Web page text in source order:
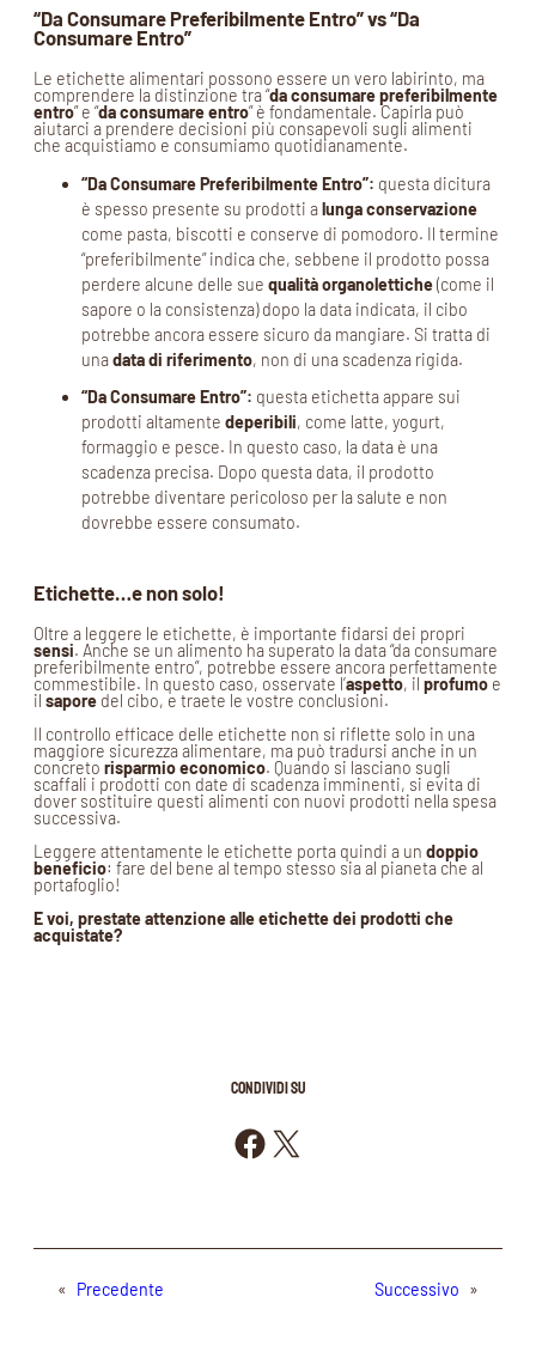
“Da Consumare Preferibilmente Entro” vs “Da
Consumare Entro”
Le etichette alimentari possono essere un vero labirinto, ma
comprendere la distinzione tra “da consumare preferibilmente
entro” e “daconsumare entro” è fondamentale. Capirla può
aiutarci a prendere decisioni più consapevoli sugli alimenti
che acquistiamo e consumiamo quotidianamente.
“Da Consumare Preferibilmente Entro”: questa dicitura
è spesso presente su prodotti alunga conservazione
come pasta, biscotti e conserve di pomodoro. Il termine
“preferibilmente” indica che, sebbene il prodotto possa
perdere alcune delle sue qualità organolettiche(come il
sapore o la consistenza) dopo la data indicata, il cibo
potrebbe ancora essere sicuro da mangiare. Si tratta di
unadata di riferimento, non di una scadenza rigida.
“Da Consumare Entro”: questa etichetta appare sui
prodotti altamente deperibili, come latte, yogurt,
formaggio e pesce. In questo caso, la data è una
scadenza precisa. Dopo questa data, il prodotto
potrebbe diventare pericoloso per la salute e non
dovrebbe essere consumato.
Etichette…e non solo!
Oltre a leggere le etichette, è importante fidarsi dei propri
sensi. Anche se un alimento ha superato la data “da consumare
preferibilmente entro”, potrebbe essere ancora perfettamente
commestibile. In questo caso, osservate l’aspetto, il profumo e
il sapore del cibo, e traete le vostre conclusioni.
Il controllo efficace delle etichette non si riflette solo in una
maggiore sicurezza alimentare, ma può tradursi anche in un
concreto risparmio economico. Quando si lasciano sugli
scaffali i prodotti con date di scadenza imminenti, si evita di
dover sostituire questi alimenti con nuovi prodotti nella spesa
successiva.
Leggere attentamente le etichette porta quindi a un doppio
beneficio: fare del bene al tempo stesso sia al pianeta che al
portafoglio!
E voi, prestate attenzione alle etichette dei prodotti che
acquistate?
CONDIVIDI SU
Condividi su Facebook
Condividi su X
« Precedente Successivo »